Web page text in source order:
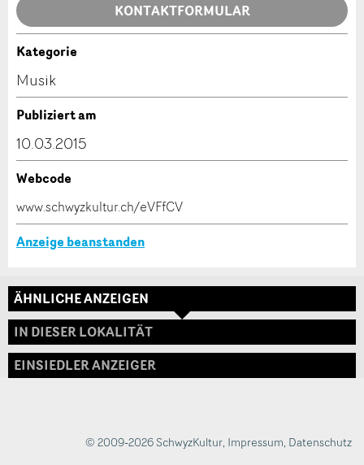
Allgemeines Feedback
Anzeige nicht mehr gültig
Anzeige unvollständig
* Eingabe erforderlich
* Eingabe erforderlich
KONTAKTFORMULAR
Kontakt
Verfassen Sie eine Nachricht für die Kontaktpersonen
Adresse
Kategorie
Musik
Publiziert am
10.03.2015
Webcode
www.schwyzkultur.ch/eVFfCV
Anzeige beanstanden
ÄHNLICHE ANZEIGEN
IN DIESER LOKALITÄT
EINSIEDLER ANZEIGER
© 2009-2026 SchwyzKultur, Impressum, Datenschutz